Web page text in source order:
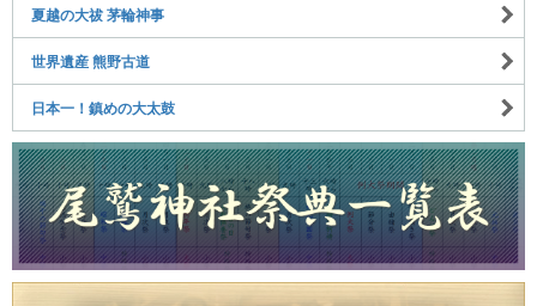
夏越の大祓 茅輪神事
世界遺産 熊野古道
日本一！鎮めの大太鼓